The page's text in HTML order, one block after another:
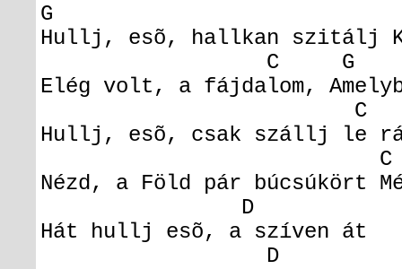
G
Hullj, esõ, hallkan szitálj
C
Elég volt, a fájdalom,
C
Hullj, esõ, csak szállj le
C
Nézd, a Föld pár búcsúkört
D
Hát hullj esõ, a szíven át
D